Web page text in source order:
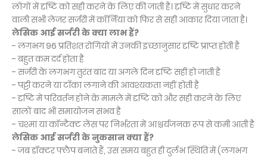
लोगों में दृष्टि को सही करने के लिए की जाती है। दृष्टि में सुधार करने
वाली सभी लेजर सर्जरी में कॉर्निया को फिर से सही आकार दिया जाता है।
लेसिक आई सर्जरी के क्या लाभ हैं?
- लगभग 96 प्रतिशत रोगियों में उनकी इच्छानुसार दृष्टि प्राप्त होती है
- बहुत कम दर्द होता है
- सर्जरी के लगभग तुरंत बाद या अगले दिन दृष्टि सही हो जाती है
- पट्टी करने या टाँका लगाने की आवश्यकता नहीं होती है
- दृष्टि में परिवर्तन होने के मामले में दृष्टि को और सही करने के लिए
सालों बाद भी समायोजन संभव है
- चश्मा या कॉन्टैक्ट लेंस पर निर्भरता में आश्चर्यजनक रूप से कमी आती है
लेसिक आई सर्जरी के नुकसान क्या हैं?
- जब डॉक्टर फ्लैप बनाते हैं, उस समय बहुत ही दुर्लभ स्थिति में (लगभग